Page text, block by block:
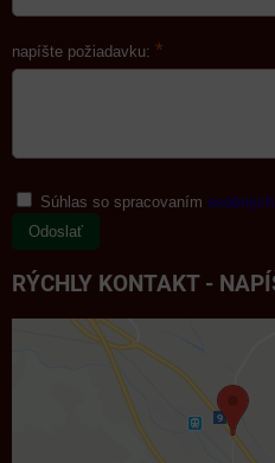
napíšte požiadavku: *
Súhlas so spracovaním
Odoslať
RÝCHLY KONTAKT -